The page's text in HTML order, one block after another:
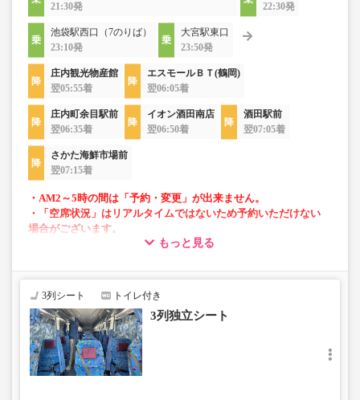
21:30発
22:30発
池袋駅西口（7のりば）
23:10発
大宮駅東口
23:50発
庄内観光物産館
翌05:55着
エスモールＢＴ(鶴岡)
翌06:05着
庄内町余目駅前
翌06:35着
イオン酒田南店
翌06:50着
酒田駅前
翌07:05着
さかた海鮮市場前
翌07:15着
・AM2～5時の間は「予約・変更」が出来ません。
・「空席状況」はリアルタイムではないため予約いただけない
場合がございます。
・Wifi設備あり
・快適な3列シート設備
・乗務員2名にて運行
・充電設備（USBまたはコンセント）あり
※「3列独立シート/最後尾4列」のシートには全席充電の
設備がございません。
もっと見る
3列シート トイレ付き
3列独立シート